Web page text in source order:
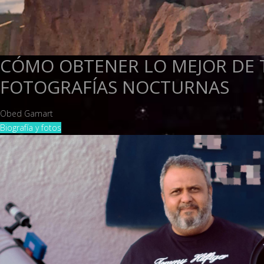
CÓMO OBTENER LO MEJOR DE
FOTOGRAFÍAS NOCTURNAS
Obed Gamart
Biografía y fotos